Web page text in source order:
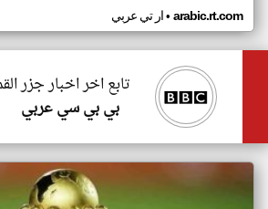
ار تي عربي• arabic.rt.com
تابع اخر اخبار جزر
بي بي سي عربي